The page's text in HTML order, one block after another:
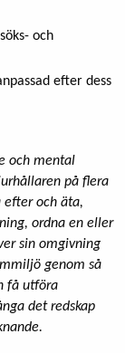
och
efter dess
och mental
på flera
efter och äta,
ordna en eller
sin omgivning
genom så
få utföra
det redskap